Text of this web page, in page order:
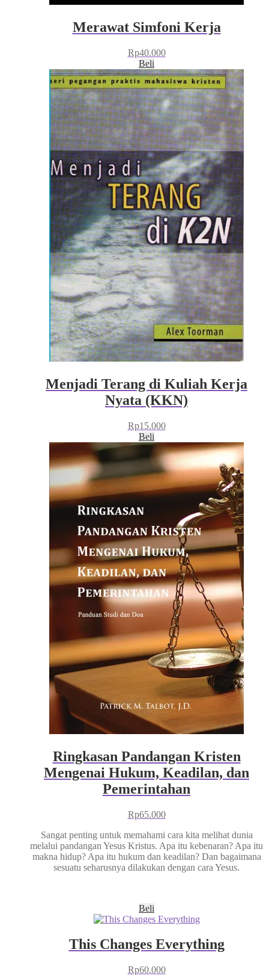
Merawat Simfoni Kerja
Rp40.000
Beli
Menjadi Terang di Kuliah Kerja
Nyata (KKN)
Rp15.000
Beli
Ringkasan Pandangan Kristen
Mengenai Hukum, Keadilan, dan
Pemerintahan
Rp65.000
Sangat penting untuk memahami cara kita melihat dunia
melalui pandangan Yesus Kristus. Apa itu kebenaran? Apa itu
makna hidup? Apa itu hukum dan keadilan? Dan bagaimana
sesuatu seharusnya dilakukan dengan cara Yesus.
Beli
This Changes Everything
Rp60.000